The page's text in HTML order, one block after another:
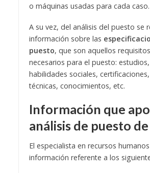
o máquinas usadas para cada caso.
A su vez, del análisis del puesto se
información sobre las
puesto, que son aquellos
necesarios para el puesto:
habilidades sociales,
técnicas, conocimientos, etc.
Información que
análisis de puesto
El especialista en recursos
información referente a los